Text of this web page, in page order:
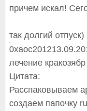
причем искал!
так долгий отпуск)
0xaoc2012
лечение
Цитата:
Расспаковываем
создаем папочку